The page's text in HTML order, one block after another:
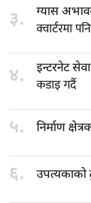
३. ग्यास
क्वार्टरमा
४. इन्टरनेट
कडाइ गर्दै
५. निर्माण
६. उपत्यकाको